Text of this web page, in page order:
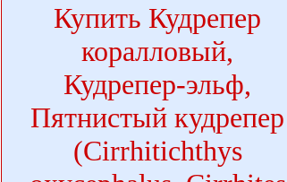
Купить Кудрепер
коралловый,
Кудрепер-эльф,
Пятнистый кудрепер
(Cirrhitichthys